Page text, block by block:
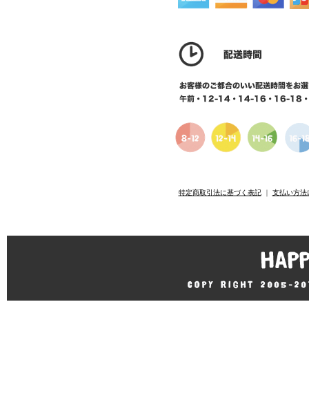
特定商取引法に基づく表記｜ 支払い方法